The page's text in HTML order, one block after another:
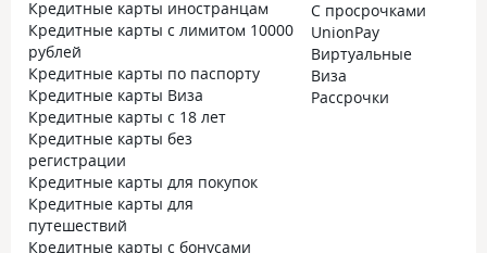
Кредитные карты иностранцам
Кредитные карты с лимитом 10000
рублей
Кредитные карты по паспорту
Кредитные карты Виза
Кредитные карты с 18 лет
Кредитные карты без
регистрации
Кредитные карты для покупок
Кредитные карты для
путешествий
Кредитные карты с бонусами
С просрочками
UnionPay
Виртуальные
Виза
Рассрочки